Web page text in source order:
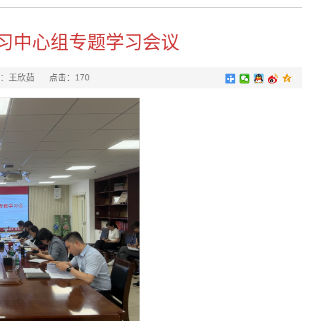
中心组专题学习会议
：王欣茹 点击： 170